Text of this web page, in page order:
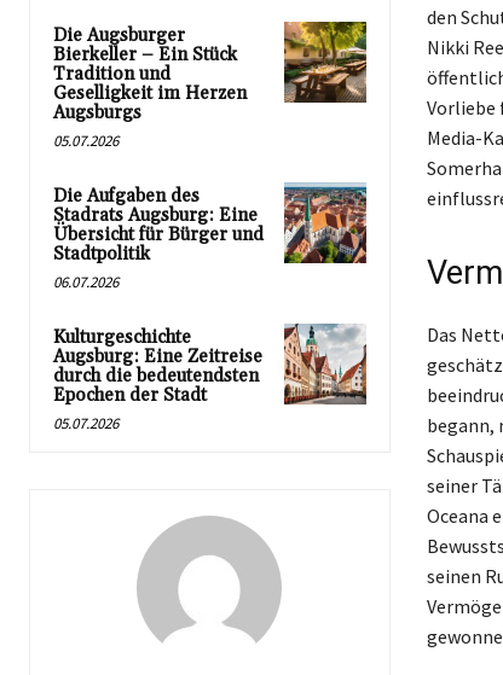
Die Augsburger
Bierkeller – Ein Stück
Tradition und
Geselligkeit im Herzen
Augsburgs
05.07.2026
Die Aufgaben des
Stadrats Augsburg: Eine
Übersicht für Bürger und
Stadtpolitik
06.07.2026
Kulturgeschichte
Augsburg: Eine Zeitreise
durch die bedeutendsten
Epochen der Stadt
05.07.2026
den
Nikki
Vorliebe
Media-
Das
begann,
seiner
Oceana
seinen